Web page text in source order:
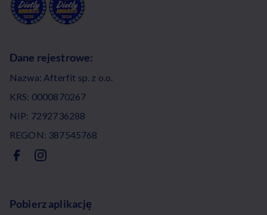
Dane rejestrowe:
Nazwa: Afterfit sp. z o.o.
KRS: 0000870267
NIP: 7292736288
REGON: 387545768
Pobierz aplikację